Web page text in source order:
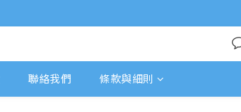
聯絡我們 條款與細則